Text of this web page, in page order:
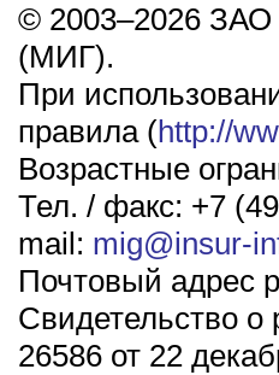
© 2003–2026 ЗАО
(МИГ).
При
правила (http://
Возрастные
Тел. / факс: +7
mail: mig@insur-
Почтовый адрес
Свидетельство
26586 от 22